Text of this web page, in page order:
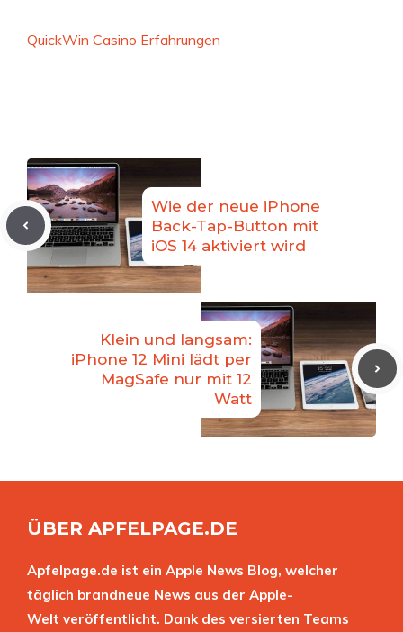
QuickWin Casino Erfahrungen
Wie der neue iPhone
Back-Tap-Button mit
iOS 14 aktiviert wird
Klein und langsam:
iPhone 12 Mini lädt per
MagSafe nur mit 12
Watt
ÜBER APFELPAGE.DE
Apfelpage.de ist ein Apple News Blog, welcher
täglich brandneue News aus der Apple-
Welt veröffentlicht. Dank des versierten Teams